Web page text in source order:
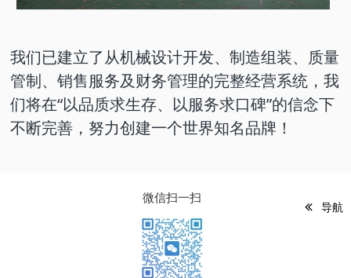
我们已建立了从机械设计开发、制造组装、质量
管制、销售服务及财务管理的完整经营系统，我
们将在“以品质求生存、以服务求口碑”的信念下
不断完善，努力创建一个世界知名品牌！
导航
微信扫一扫